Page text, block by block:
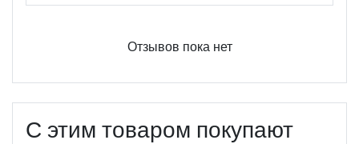
Отзывов пока нет
С этим товаром покупают